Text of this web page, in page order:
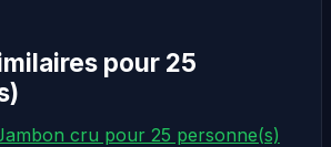
pour 25
cru pour 25 personne(s)